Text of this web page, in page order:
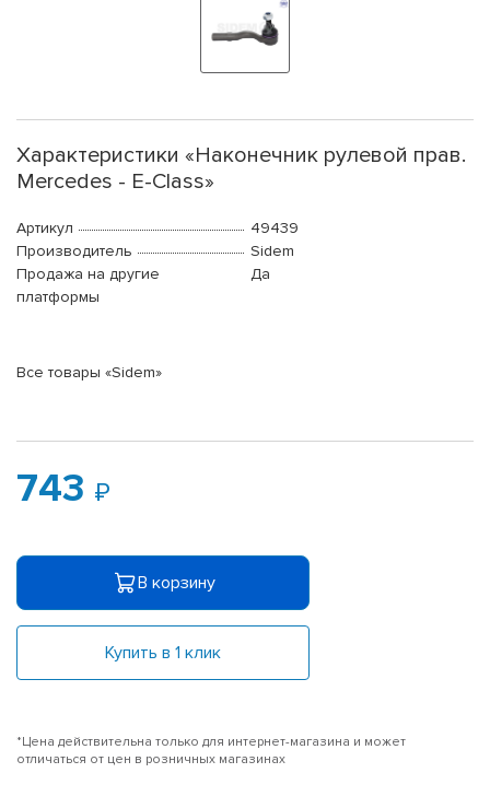
Характеристики «Наконечник рулевой прав.
Mercedes - E-Class»
Артикул
49439
Производитель
Sidem
Продажа на другие
платформы
Да
Все товары «Sidem»
743
В корзину
Купить в 1 клик
*Цена действительна только для интернет-магазина и может
отличаться от цен в розничных магазинах